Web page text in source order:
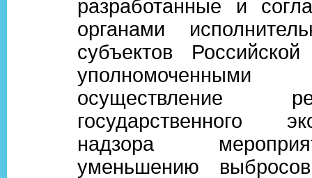
разработанные и
органами
субъектов
осуществление
государственного
надзора
уменьшению